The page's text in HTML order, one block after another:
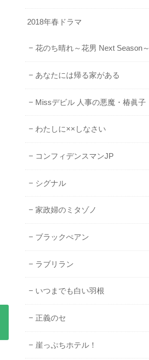
2018年春ドラマ
花のち晴れ～花男 Next Season～
あなたには帰る家がある
Missデビル 人事の悪魔・椿眞子
わたしに××しなさい
コンフィデンスマンJP
シグナル
家政婦のミタゾノ
ブラックぺアン
ラブリラン
いつまでも白い羽根
正義のセ
崖っぷちホテル！